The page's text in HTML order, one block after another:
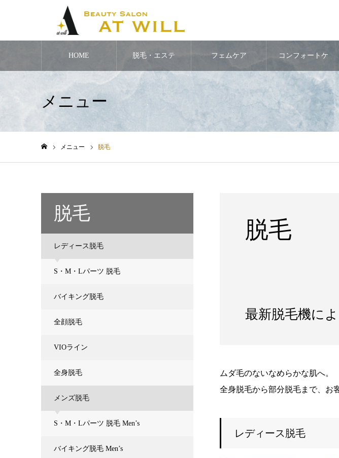
HOME 脱毛・エステ フェムケア コンフォートケ
メニュー
メニュー 脱毛
脱毛
最新脱毛機に
ムダ毛のないなめらかな肌へ。
全身脱毛から部分脱毛まで、お
レディース脱毛
脱毛
レディース脱毛
S・M・Lパーツ 脱毛
バイキング脱毛
全顔脱毛
VIOライン
全身脱毛
メンズ脱毛
S・M・Lパーツ 脱毛 Men’s
バイキング脱毛 Men’s